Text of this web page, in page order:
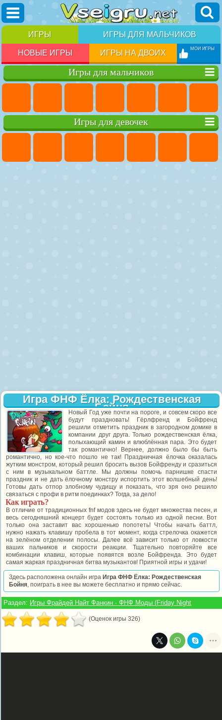
ИГРЫ ИГРЫ ДЛЯ МАЛЬЧИКОВ
НОВЫЕ ИГРЫ ИГРЫ НА ДВОИХ МОИ ИГРЫ
Игры для мальчиков
Игры для девочек
Игра ФНФ Ёлка: Рождественская
Бойня
Новый Год уже почти на пороге, и совсем скоро все
будут праздновать! Гёрлфренд и Бойфренд
решили отметить праздник в загородном домике в
компании друг друга. Только рождественская ёлка,
полыхающий камин и влюблённая пара. Это будет
так романтично! Вернее, должно было бы быть
романтично, но кое-что пошло не так! Праздничная ёлочка оказалась
жутким монстром, который решил бросить вызов Бойфренду и сразиться
с ним в музыкальном баттле. Мы должны помочь парнишке спасти
праздник и не дать ёлочному монстру испортить этот волшебный день!
Готовы дать отпор злобному чудищу и показать, что зря оно решило
связаться с профи в ритм поединках? Тогда, за дело!
Как играть?
В отличие от традиционных fnf модов здесь не будет множества песен, и
весь сегодняшний концерт будет состоять только из одной песни. Вот
только она заставит вас хорошенько попотеть! Чтобы начать баттл,
нужно нажать клавишу пробела в тот момент, когда стрелочка окажется
на зелёном отделении полосы. Далее всё зависит только от ловкости
ваших пальчиков и скорости реакции. Тщательно повторяйте все
комбинации клавиш, которые появятся возле Бойфренда. Это будет
самая жаркая праздничная битва музыкантов! Приятной игры и удачи!
Здесь расположена онлайн игра Игра ФНФ Ёлка: Рождественская
Бойня, поиграть в нее вы можете бесплатно и прямо сейчас.
Раздел: Игры Фрайдей Найт Фанкин · ФНФ Моды (Friday Night
(Оценок игры 326)